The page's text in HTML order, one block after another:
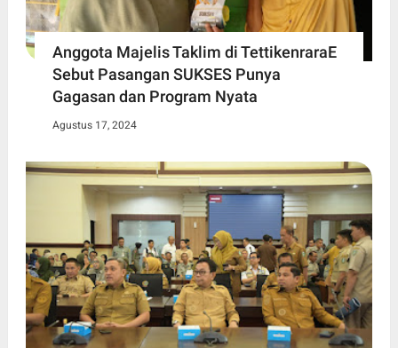
Anggota Majelis Taklim di TettikenraraE
Sebut Pasangan SUKSES Punya
Gagasan dan Program Nyata
Agustus 17, 2024